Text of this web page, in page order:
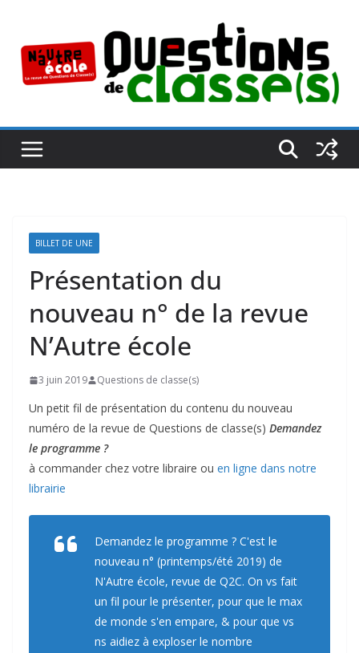
contenu
BILLET DE UNE
Présentation du
nouveau n° de la revue
N’Autre école
3 juin 2019 Questions de classe(s)
Un petit fil de présentation du contenu du nouveau
numéro de la revue de Questions de classe(s) Demandez
le programme ?
à commander chez votre libraire ou en ligne dans notre
librairie
Demandez le programme ? C'est le
nouveau n° (printemps/été 2019) de
N'Autre école, revue de Q2C. On vs fait
un fil pour le présenter, pour que le max
de monde s'en empare, & pour que vs
ns aidiez à exploser le nombre